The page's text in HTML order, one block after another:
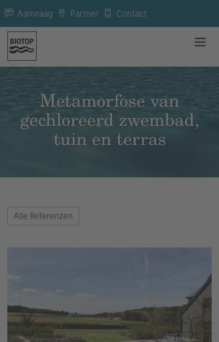
Aanvraag Partner Contact
Metamorfose van
gechloreerd zwembad,
tuin en terras
Alle Referenzen